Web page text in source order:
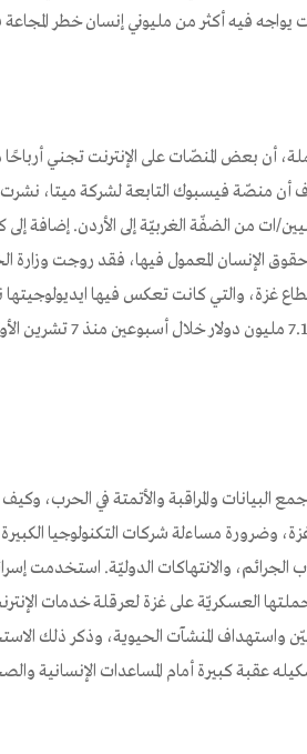
فيه أكثر من مليوني إنسان خطر
أن بعض المنصّات على الإنترنت تجني
منصّة فيسبوك التابعة لشركة ميتا،
ات من الضفّة الغربيّة إلى الأردن. إضافة
الإنسان المعمول فيها، فقد روجت وزارة
غزة، والتي كانت تعكس فيها
البيانات والمراقبة والأتمتة في الحرب،
وضرورة مساءلة شركات التكنولوجيا
الجرائم، والانتهاكات الدوليّة. استخدمت
العسكريّة على غزة لعرقلة خدمات
واستهداف المنشآت الحيوية، وذكر ذلك
عقبة كبيرة أمام المساعدات الإنسانية